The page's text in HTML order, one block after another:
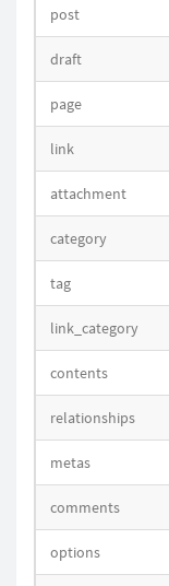
post
draft
page
link
attachment
category
tag
link_category
contents
relationships
metas
comments
options